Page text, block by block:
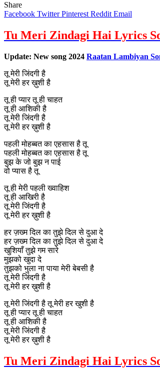
Share
Facebook Twitter Pinterest Reddit Email
Tu Meri Zindagi Hai Lyrics
Update: New song 2024 Raatan Lambiyan
तू मेरी जिंदगी है
तू मेरी हर ख़ुशी है
तू ही प्यार तू ही चाहत
तू ही आशिकी है
तू मेरी जिंदगी है
तू मेरी हर ख़ुशी है
पहली मोहब्बत का एहसास है तू
पहली मोहब्बत का एहसास है तू
बुझ के जो बुझ न पाई
वो प्यास है तू
तू ही मेरी पहली ख्वाहिश
तू ही आखिरी है
तू मेरी जिंदगी है
तू मेरी हर ख़ुशी है
हर ज़ख्म दिल का तुझे दिल से दुआ दे
हर ज़ख्म दिल का तुझे दिल से दुआ दे
खुशियाँ तुझे गम सारे
मुझको खुदा दे
तुझको भुला ना पाया मेरी बेबसी है
तू मेरी जिंदगी है
तू मेरी हर ख़ुशी है
तू मेरी जिंदगी है तू मेरी हर खुशी है
तू ही प्यार तू ही चाहत
तू ही आशिकी है
तू मेरी जिंदगी है
तू मेरी हर ख़ुशी है
Tu Meri Zindagi Hai Lyrics